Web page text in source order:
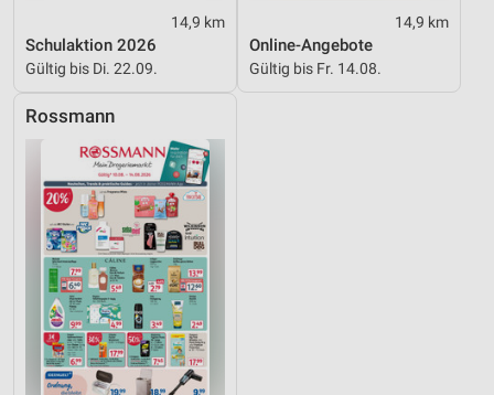
14,9 km
Schulaktion 2026
Gültig bis Di. 22.09.
14,9 km
Online-Angebote
Gültig bis Fr. 14.08.
Rossmann